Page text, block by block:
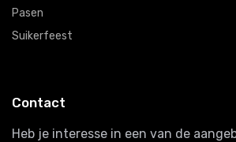
Pasen
Suikerfeest
Contact
Heb je interesse in een van de